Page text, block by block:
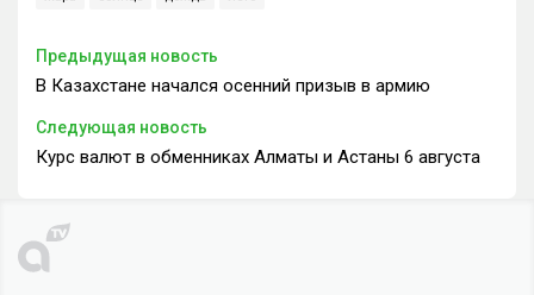
Предыдущая новость
В Казахстане начался осенний призыв в армию
Следующая новость
Курс валют в обменниках Алматы и Астаны 6 августа